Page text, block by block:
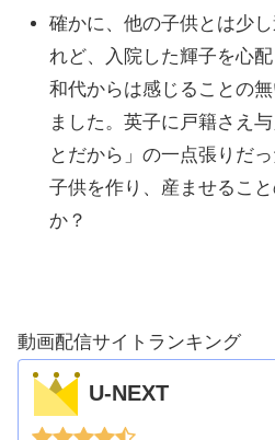
確かに、他の子供とは少
れど、入院した輝子を心
和代からは感じることの
ました。英子に戸籍さえ
とだから」の一点張りだ
子供を作り、産ませるこ
か？
動画配信サイトランキング
U-NEXT